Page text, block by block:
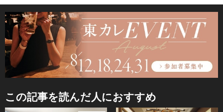
この記事を読んだ人におすすめ